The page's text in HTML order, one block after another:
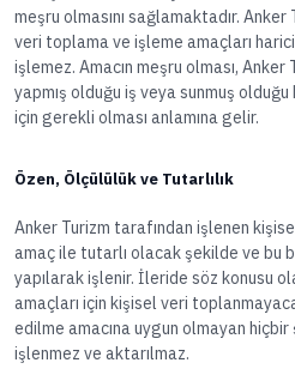
meşru olmasını sağlamaktadır.
veri toplama ve işleme amaçları
işlemez. Amacın meşru olması, Anker
yapmış olduğu iş veya sunmuş
için gerekli olması anlamına gelir.
Özen, Ölçülülük ve Tutarlılık
Anker Turizm tarafından işlenen
amaç ile tutarlı olacak şekilde ve bu
yapılarak işlenir. İleride söz konusu
amaçları için kişisel veri
edilme amacına uygun olmayan
işlenmez ve aktarılmaz.